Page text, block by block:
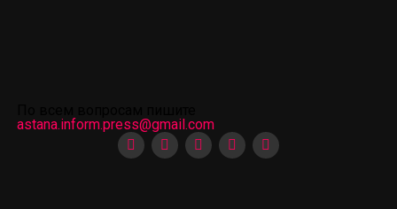
astana.inform.press@gmail.com